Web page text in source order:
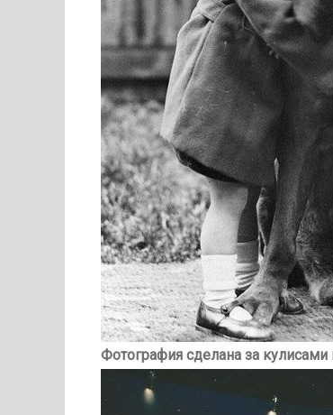
Фотография сделана за